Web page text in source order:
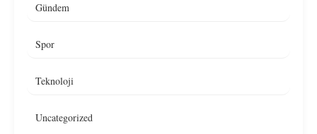
Gündem
Spor
Teknoloji
Uncategorized